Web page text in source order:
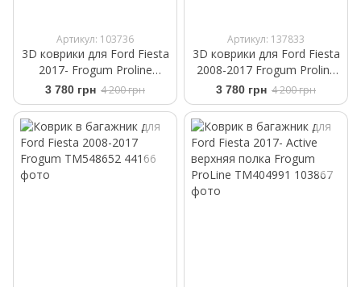
Артикул: 103736
3D коврики для Ford Fiesta
2017- Frogum Proline
3D407237
3 780 грн 4 200 грн
Артикул: 137833
3D коврики для Ford Fiesta
2008-2017 Frogum Proline
3D407565
3 780 грн 4 200 грн